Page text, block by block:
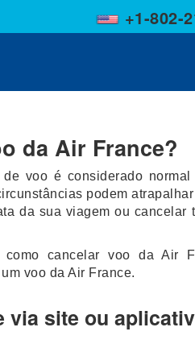
+1-802-
da Air France?
voo é considerado
podem
da sua viagem ou cancelar
cancelar voo da Air
voo da Air France.
via site ou